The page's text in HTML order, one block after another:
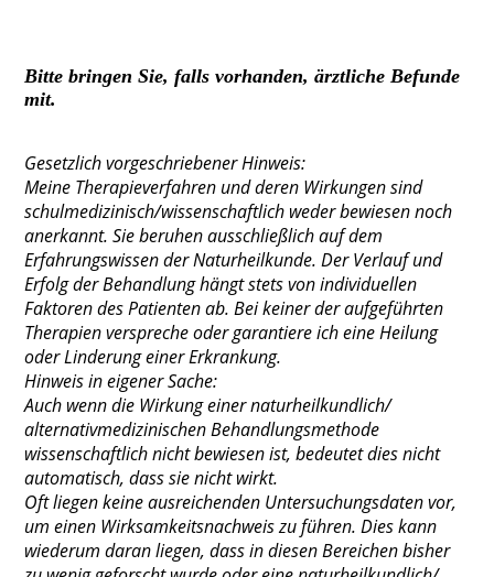
Bitte bringen Sie, falls vorhanden, ärztliche Befunde
mit.
Gesetzlich vorgeschriebener Hinweis:
Meine Therapieverfahren und deren Wirkungen sind
schulmedizinisch/wissenschaftlich weder bewiesen noch
anerkannt. Sie beruhen ausschließlich auf dem
Erfahrungswissen der Naturheilkunde. Der Verlauf und
Erfolg der Behandlung hängt stets von individuellen
Faktoren des Patienten ab. Bei keiner der aufgeführten
Therapien verspreche oder garantiere ich eine Heilung
oder Linderung einer Erkrankung.
Hinweis in eigener Sache:
Auch wenn die Wirkung einer naturheilkundlich/
alternativmedizinischen Behandlungsmethode
wissenschaftlich nicht bewiesen ist, bedeutet dies nicht
automatisch, dass sie nicht wirkt.
Oft liegen keine ausreichenden Untersuchungsdaten vor,
um einen Wirksamkeitsnachweis zu führen. Dies kann
wiederum daran liegen, dass in diesen Bereichen bisher